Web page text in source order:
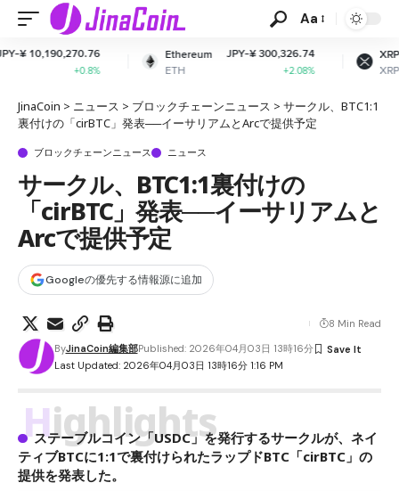
Aa
Ethereum
ETH
JPY-¥ 300,326.74
XRP
XRP
JPY-¥ 164.99
-1.9%
JinaCoin > ニュース > ブロックチェーンニュース > サークル、BTC1:1
裏付けの「cirBTC」発表──イーサリアムとArcで提供予定
ブロックチェーンニュース ニュース
サークル、BTC1:1裏付けの
「cirBTC」発表──イーサリアムと
Arcで提供予定
Googleの優先する情報源に追加
Last Updated: 2026年04月03日 13時16分 1:16 PM
ByJinaCoin編集部Published: 2026年04月03日 13時16分
8 Min Read
Highlights
ステーブルコイン「USDC」を発行するサークルが、ネイ
ティブBTCに1:1で裏付けられたラップドBTC「cirBTC」の
提供を発表した。